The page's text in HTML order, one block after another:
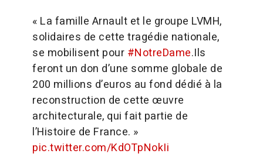
« La famille Arnault et le groupe LVMH,
solidaires de cette tragédie nationale,
se mobilisent pour #NotreDame.Ils
feront un don d’une somme globale de
200 millions d’euros au fond dédié à la
reconstruction de cette œuvre
architecturale, qui fait partie de
l’Histoire de France. »
pic.twitter.com/KdOTpNokIi